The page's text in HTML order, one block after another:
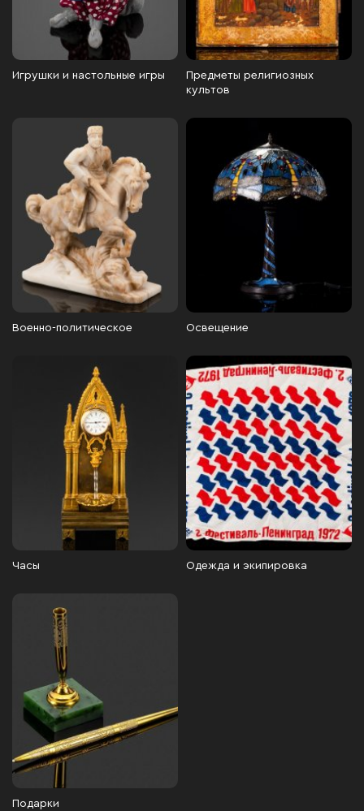
Игрушки и настольные игры
Предметы религиозных
культов
Военно-политическое Освещение
Часы Одежда и экипировка
Подарки